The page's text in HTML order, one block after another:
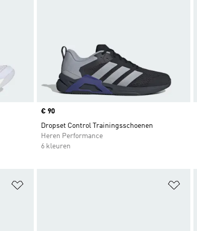
Price
€ 90
Dropset Control Trainingsschoenen
Heren Performance
6 kleuren